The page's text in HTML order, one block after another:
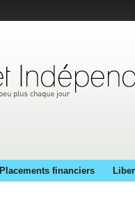
Placements financiers